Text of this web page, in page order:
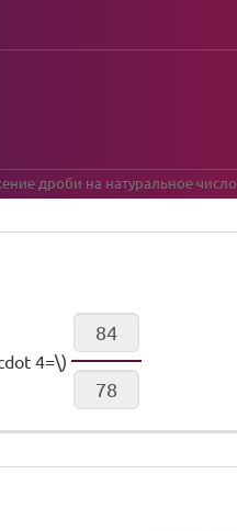
дроби на натуральное число
4=\)